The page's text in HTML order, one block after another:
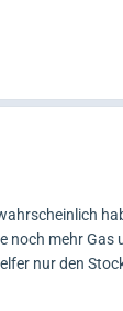
noch mehr
nur den